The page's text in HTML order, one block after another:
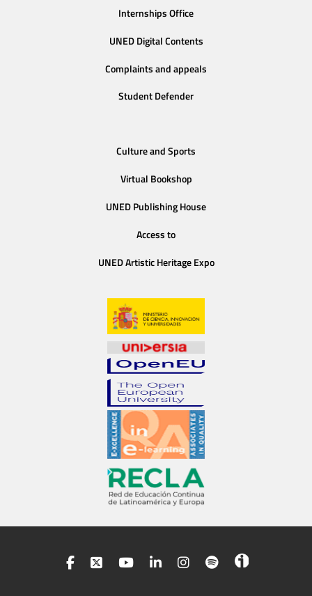
Internships Office
UNED Digital Contents
Complaints and appeals
Student Defender
Culture and Sports
Virtual Bookshop
UNED Publishing House
Access to
UNED Artistic Heritage Expo